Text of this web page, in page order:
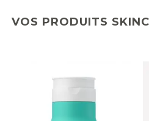
VOS PRODUITS